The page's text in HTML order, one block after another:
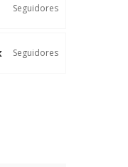
Seguidores
Seguidores